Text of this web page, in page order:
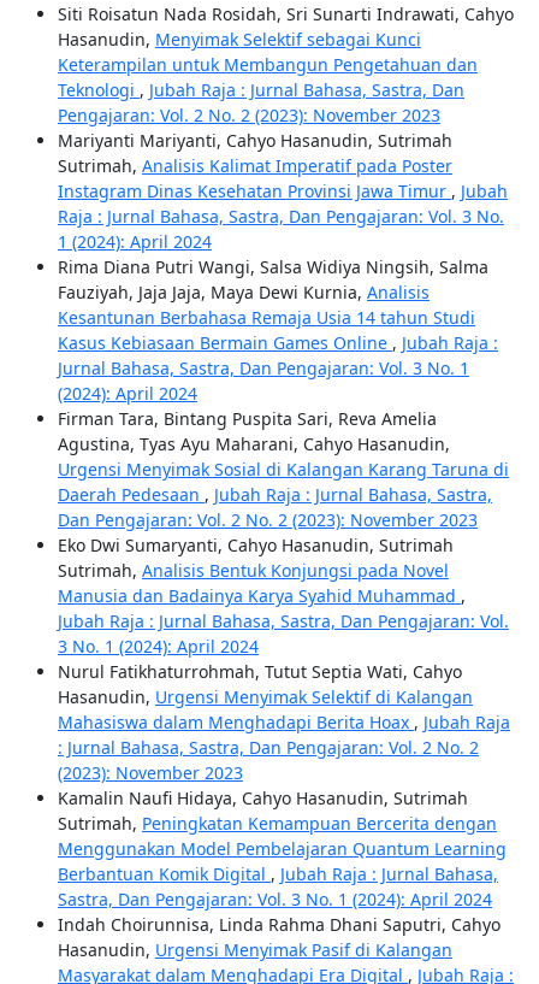
Siti Roisatun Nada Rosidah, Sri Sunarti Indrawati, Cahyo
Hasanudin, Menyimak Selektif sebagai Kunci
Keterampilan untuk Membangun Pengetahuan dan
Teknologi , Jubah Raja : Jurnal Bahasa, Sastra, Dan
Pengajaran: Vol. 2 No. 2 (2023): November 2023
Mariyanti Mariyanti, Cahyo Hasanudin, Sutrimah
Sutrimah, Analisis Kalimat Imperatif pada Poster
Instagram Dinas Kesehatan Provinsi Jawa Timur , Jubah
Raja : Jurnal Bahasa, Sastra, Dan Pengajaran: Vol. 3 No.
1 (2024): April 2024
Rima Diana Putri Wangi, Salsa Widiya Ningsih, Salma
Fauziyah, Jaja Jaja, Maya Dewi Kurnia, Analisis
Kesantunan Berbahasa Remaja Usia 14 tahun Studi
Kasus Kebiasaan Bermain Games Online , Jubah Raja :
Jurnal Bahasa, Sastra, Dan Pengajaran: Vol. 3 No. 1
(2024): April 2024
Firman Tara, Bintang Puspita Sari, Reva Amelia
Agustina, Tyas Ayu Maharani, Cahyo Hasanudin,
Urgensi Menyimak Sosial di Kalangan Karang Taruna di
Daerah Pedesaan , Jubah Raja : Jurnal Bahasa, Sastra,
Dan Pengajaran: Vol. 2 No. 2 (2023): November 2023
Eko Dwi Sumaryanti, Cahyo Hasanudin, Sutrimah
Sutrimah, Analisis Bentuk Konjungsi pada Novel
Manusia dan Badainya Karya Syahid Muhammad ,
Jubah Raja : Jurnal Bahasa, Sastra, Dan Pengajaran: Vol.
3 No. 1 (2024): April 2024
Nurul Fatikhaturrohmah, Tutut Septia Wati, Cahyo
Hasanudin, Urgensi Menyimak Selektif di Kalangan
Mahasiswa dalam Menghadapi Berita Hoax , Jubah Raja
: Jurnal Bahasa, Sastra, Dan Pengajaran: Vol. 2 No. 2
(2023): November 2023
Kamalin Naufi Hidaya, Cahyo Hasanudin, Sutrimah
Sutrimah, Peningkatan Kemampuan Bercerita dengan
Menggunakan Model Pembelajaran Quantum Learning
Berbantuan Komik Digital , Jubah Raja : Jurnal Bahasa,
Sastra, Dan Pengajaran: Vol. 3 No. 1 (2024): April 2024
Indah Choirunnisa, Linda Rahma Dhani Saputri, Cahyo
Hasanudin, Urgensi Menyimak Pasif di Kalangan
Masyarakat dalam Menghadapi Era Digital , Jubah Raja :